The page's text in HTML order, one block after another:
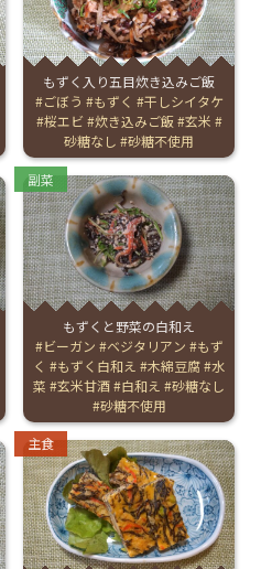
もずく入り五目炊き込みご飯
Tags:
ごぼう もずく
干しシイタケ
桜エビ 炊き込みご飯 玄米
砂糖なし
砂糖不使用
Categories:
副菜
もずくと野菜の白和え
Tags:
ビーガン ベジタリアン
もず
く
もずく白和え 木綿豆腐 水
菜
玄米甘酒 白和え
砂糖なし
砂糖不使用
Categories:
主食